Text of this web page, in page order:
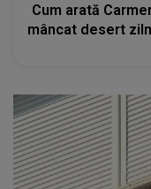
Cum arată
mâncat desert